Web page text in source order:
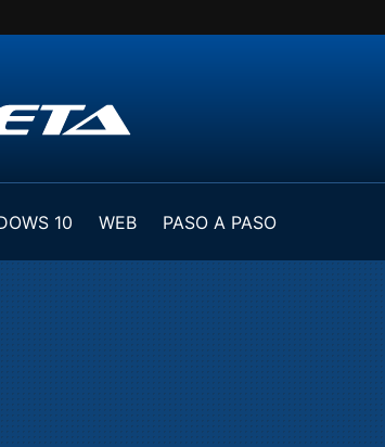
10 WEB
PASO A PASO